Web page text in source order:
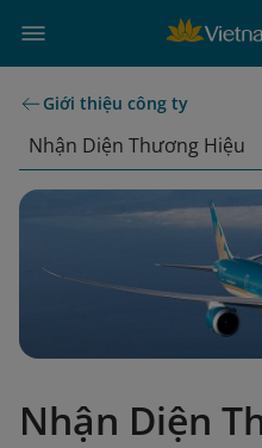
Giới thiệu công ty
Nhận Diện Thương Hiệu
Nhận Diện